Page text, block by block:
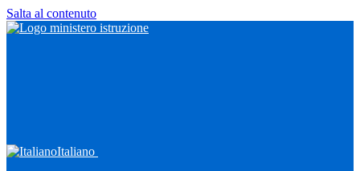
Salta al contenuto
Italiano